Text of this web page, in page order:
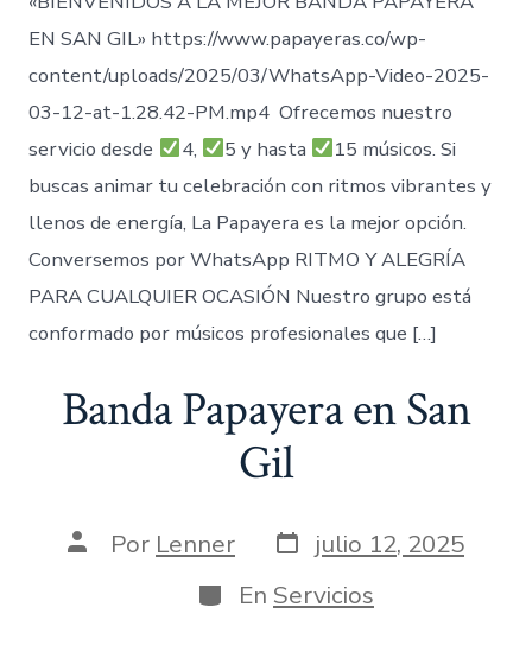
EN SAN GIL» https://www.papayeras.co/wp-
content/uploads/2025/03/WhatsApp-Video-2025-
03-12-at-1.28.42-PM.mp4 Ofrecemos nuestro
servicio desde
4, 5 y hasta
15 músicos. Si
buscas animar tu celebración con ritmos vibrantes y
llenos de energía, La Papayera es la mejor opción.
Conversemos por WhatsApp RITMO Y ALEGRÍA
PARA CUALQUIER OCASIÓN Nuestro grupo está
conformado por músicos profesionales que […]
Banda Papayera en San
Gil
AutorPor Lenner Fecha
de
publicación
julio 12, 2025
Categorías
En Servicios